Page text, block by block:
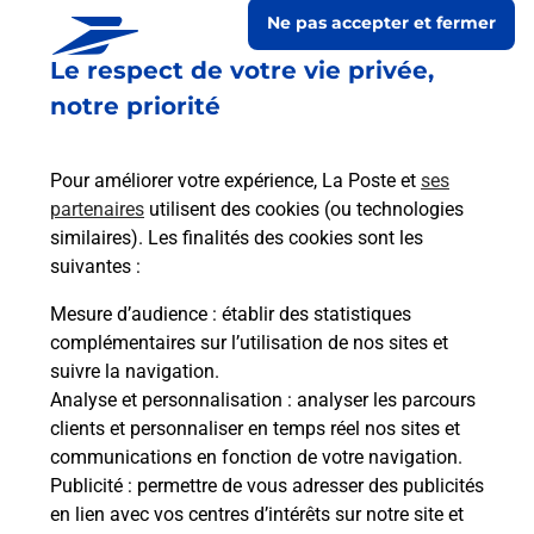
Le respect de votre vie privée,
notre priorité
Pour améliorer votre expérience, La Poste et ses
partenaires utilisent des cookies (ou technologies
similaires). Les finalités des cookies sont les
suivantes :
Mesure d’audience : établir des statistiques
complémentaires sur l’utilisation de nos sites et
suivre la navigation.
Analyse et personnalisation : analyser les parcours
clients et personnaliser en temps réel nos sites et
communications en fonction de votre navigation.
Publicité : permettre de vous adresser des publicités
en lien avec vos centres d’intérêts sur notre site et
Ne pas accepter et fermer
Prochaine collecte du courrierlundià 08h30
194 Rue Des Potaits
51230 Linthes
Itinéraire
Le lien s'ouvre dans un nouvel onglet